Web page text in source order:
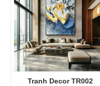
Tranh Decor TR002